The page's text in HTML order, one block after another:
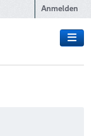
Anmelden